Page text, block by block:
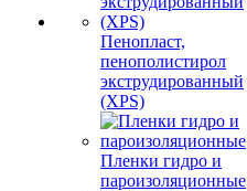
Пенопласт,
пенополистирол
экструдированный
(XPS)
Пленки гидро и
пароизоляционные